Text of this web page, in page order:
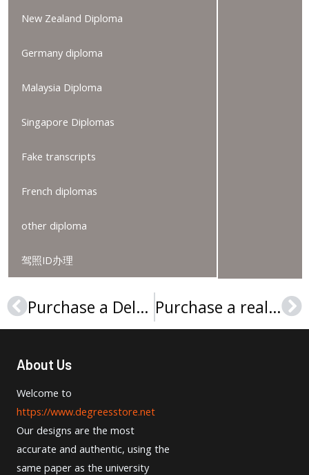
New Zealand Diploma
Germany diploma
Malaysia Diploma
Singapore Diplomas
Fake transcripts
French diplomas
other diploma
驾照ID办理
Prev Purchase a Delaware Valley University diploma, DelVal degree，办理特拉华谷大学文凭， Purchase a realistic Birkbeck College degree, 购买高质量的伦敦大学伯贝克学院学位证书
About Us
Welcome to
https://www.degreesstore.net
Our designs are the most
accurate and authentic, using the
same paper as the university